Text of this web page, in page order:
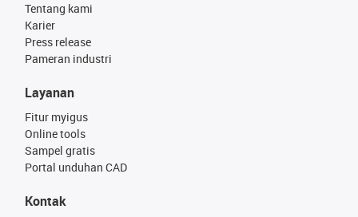
Tentang kami
Karier
Press release
Pameran industri
Layanan
Fitur myigus
Online tools
Sampel gratis
Portal unduhan CAD
Kontak